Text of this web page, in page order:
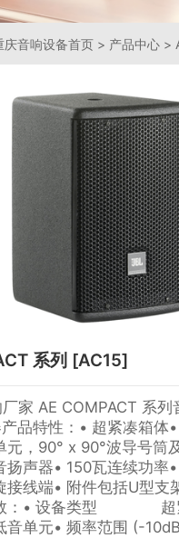
庆音响设备首页 > 产品中心 >
系列 [AC15]
家 AE COMPACT 系列
品特性：• 超紧凑箱体
元，90° x 90°波导号筒
扬声器• 150瓦连续功率
接线端• 附件包括U型支
数：• 设备类型 超
音单元• 频率范围 (-